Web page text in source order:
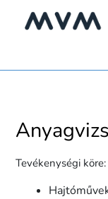
Tevékenységi köre: